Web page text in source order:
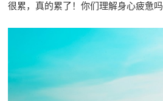
很累，真的累了！你们理解身心疲惫吗